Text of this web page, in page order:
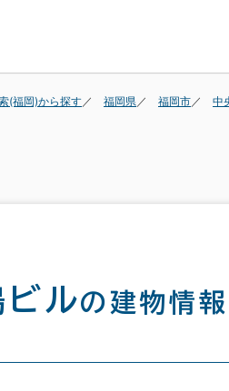
(福岡)から探す 福岡県 福岡市 中
ビルの建物情報